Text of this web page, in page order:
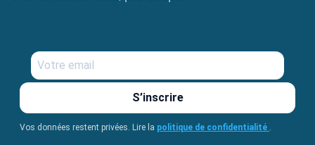
S’inscrire
Vos données restent privées. Lire la politique de confidentialité .